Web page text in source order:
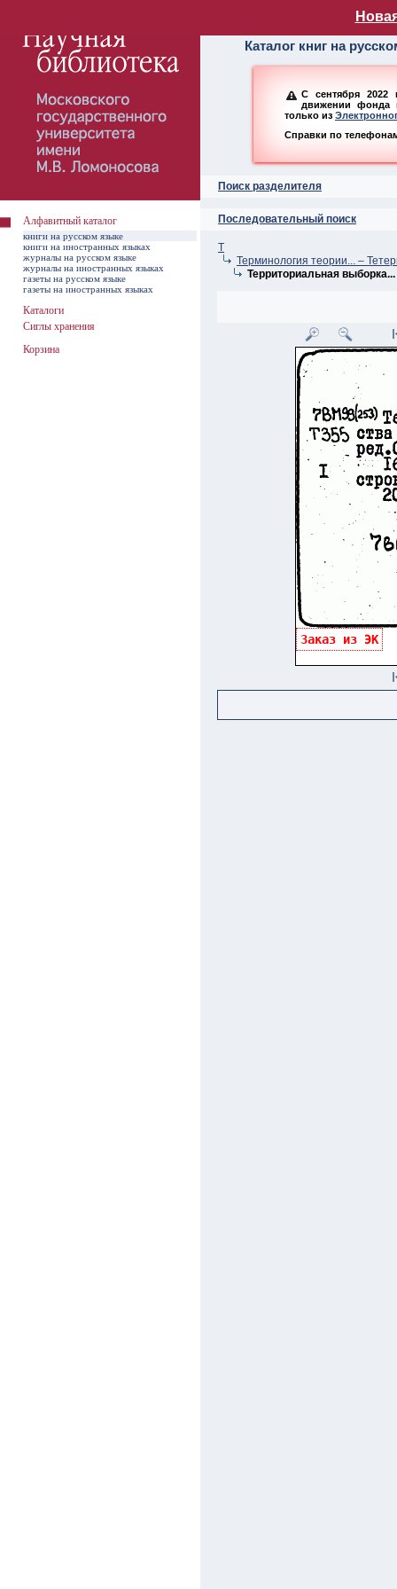
Алфавитный
Каталог книг на
С сентября 2022
движении фонда
только из
Справки по
Поиск разделителя
Последовательный поиск
Т
Терминология теории... –
Территориальная выборка...
Заказ из ЭК
Алфавитный каталог
книги на русском языке
книги на иностранных языках
журналы на русском языке
журналы на иностранных языках
газеты на русском языке
газеты на иностранных языках
Каталоги
Сиглы хранения
Корзина